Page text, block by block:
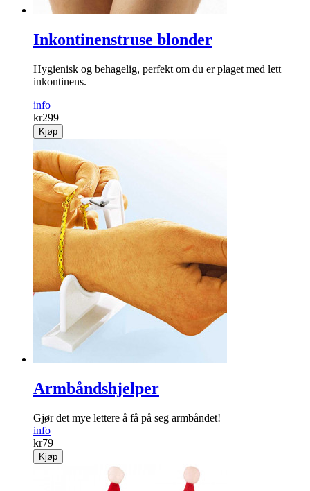
Inkontinenstruse blonder
Hygienisk og behagelig, perfekt om du er plaget med lett
inkontinens.
info
kr299
Kjøp
Armbåndshjelper
Gjør det mye lettere å få på seg arm­båndet!
info
kr79
Kjøp